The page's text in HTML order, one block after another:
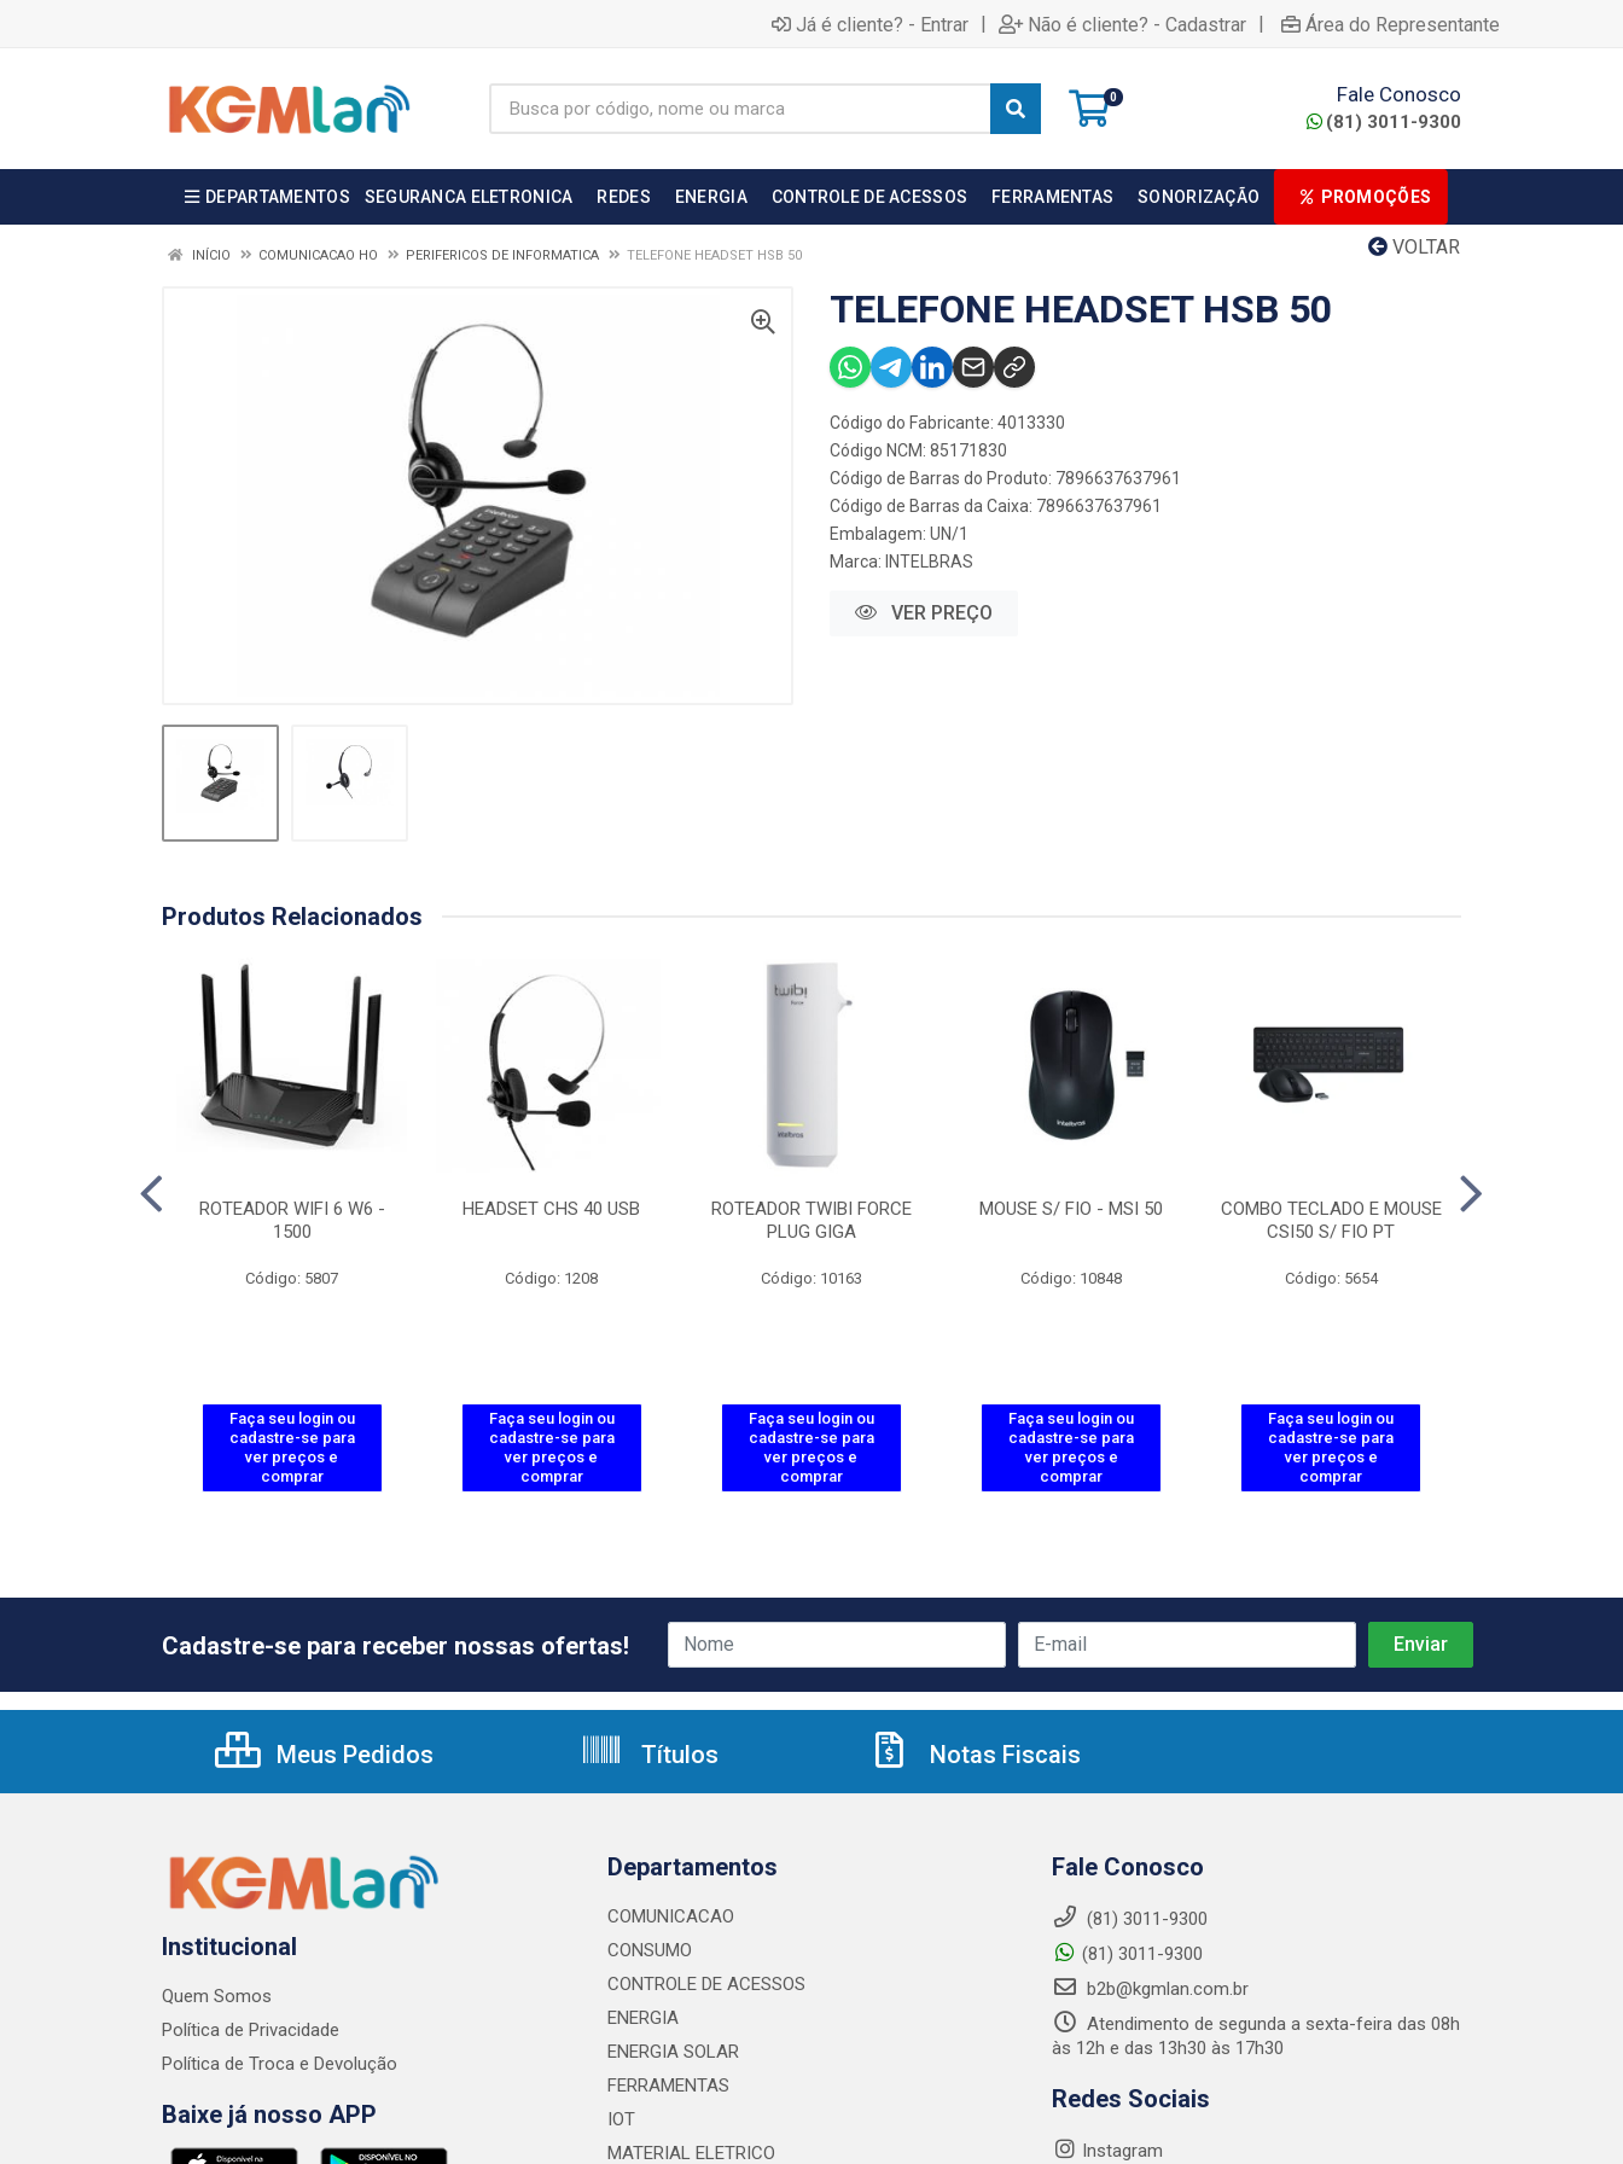
Já é cliente? - Entrar | Não é cliente? - Cadastrar | Área do Representante
0 Fale Conosco
(81) 3011-9300
DEPARTAMENTOS SEGURANCA ELETRONICA REDES ENERGIA CONTROLE DE ACESSOS FERRAMENTAS SONORIZAÇÃO PROMOÇÕES
VOLTAR
INÍCIO COMUNICACAO HO PERIFERICOS DE INFORMATICA TELEFONE HEADSET HSB 50
TELEFONE HEADSET HSB 50
Código do Fabricante: 4013330
Código NCM: 85171830
Código de Barras do Produto: 7896637637961
Código de Barras da Caixa: 7896637637961
Embalagem: UN/1
Marca: INTELBRAS
VER PREÇO
Produtos Relacionados
ROTEADOR WIFI 6 W6 -
1500
Código: 5807
Faça seu login ou
cadastre-se para
ver preços e
comprar
HEADSET CHS 40 USB
Código: 1208
Faça seu login ou
cadastre-se para
ver preços e
comprar
ROTEADOR TWIBI FORCE
PLUG GIGA
Código: 10163
Faça seu login ou
cadastre-se para
ver preços e
comprar
MOUSE S/ FIO - MSI 50
Código: 10848
Faça seu login ou
cadastre-se para
ver preços e
comprar
COMBO TECLADO E MOUSE
CSI50 S/ FIO PT
Código: 5654
Faça seu login ou
cadastre-se para
ver preços e
comprar
Cadastre-se para receber nossas ofertas!
Meus Pedidos Títulos Notas Fiscais
Institucional
Quem Somos
Política de Privacidade
Política de Troca e Devolução
Baixe já nosso APP
Departamentos
COMUNICACAO
CONSUMO
CONTROLE DE ACESSOS
ENERGIA
ENERGIA SOLAR
FERRAMENTAS
IOT
MATERIAL ELETRICO
Fale Conosco
(81) 3011-9300
(81) 3011-9300
b2b@kgmlan.com.br
Atendimento de segunda a sexta-feira das 08h
às 12h e das 13h30 às 17h30
Redes Sociais
Instagram